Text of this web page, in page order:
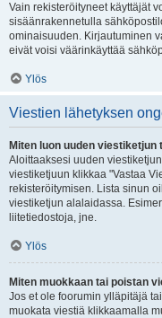
Vain rekisteröityneet käyttäjät
sisäänrakennetulla
ominaisuuden. Kirjautuminen
eivät voisi väärinkäyttää
Ylös
Viestien lähetyksen
Miten luon uuden
Aloittaaksesi uuden
viestiketjuun klikkaa "Vastaa
rekisteröitymisen. Lista sinun
viestiketjun alalaidassa.
liitetiedostoja, jne.
Ylös
Miten muokkaan tai poistan
Jos et ole foorumin ylläpitäjä
muokata viestiä klikkaamalla